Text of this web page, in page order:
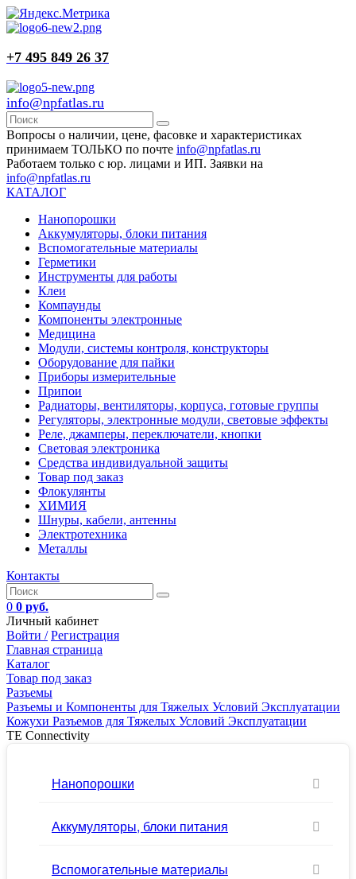
+7 495 849 26 37
info@npfatlas.ru
Вопросы о наличии, цене, фасовке и характеристиках
принимаем ТОЛЬКО по почте info@npfatlas.ru
Работаем только с юр. лицами и ИП. Заявки на
info@npfatlas.ru
КАТАЛОГ
Нанопорошки
Аккумуляторы, блоки питания
Вспомогательные материалы
Герметики
Инструменты для работы
Клеи
Компаунды
Компоненты электронные
Медицина
Модули, системы контроля, конструкторы
Оборудование для пайки
Приборы измерительные
Припои
Радиаторы, вентиляторы, корпуса, готовые группы
Регуляторы, электронные модули, световые эффекты
Реле, джамперы, переключатели, кнопки
Световая электроника
Средства индивидуальной защиты
Товар под заказ
Флокулянты
ХИМИЯ
Шнуры, кабели, антенны
Электротехника
Металлы
Контакты
0 0 руб.
Личный кабинет
Войти / Регистрация
Главная страница
Каталог
Товар под заказ
Разъемы
Разъемы и Компоненты для Тяжелых Условий Эксплуатации
Кожухи Разъемов для Тяжелых Условий Эксплуатации
TE Connectivity
Нанопорошки
Аккумуляторы, блоки питания
Вспомогательные материалы